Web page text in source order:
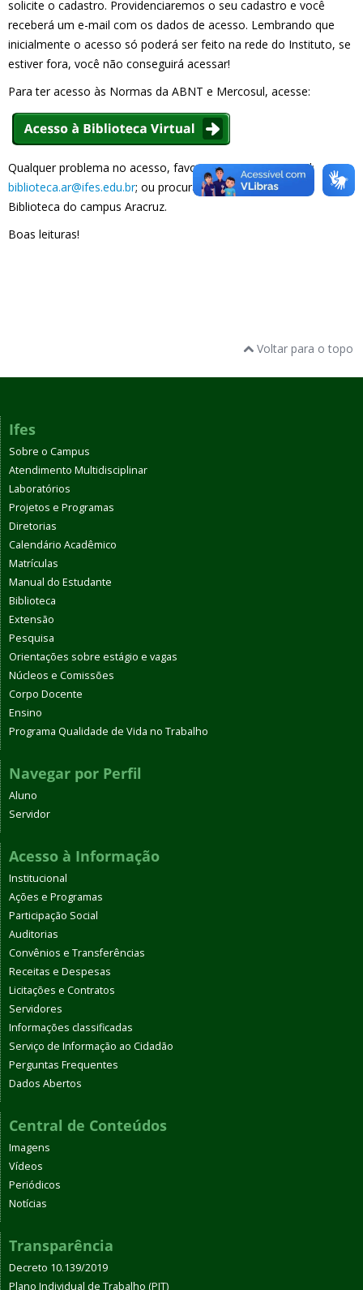
solicite o cadastro. Providenciaremos o seu cadastro e você
receberá um e-mail com os dados de acesso. Lembrando que
inicialmente o acesso só poderá ser feito na rede do Instituto, se
estiver fora, você não conseguirá acessar!
Para ter acesso às Normas da ABNT e Mercosul, acesse:
Qualquer problema no acesso, favor comunicar no e-mail:
biblioteca.ar@ifes.edu.br; ou procurar a Coordenadoria de
Biblioteca do campus Aracruz.
Boas leituras!
Voltar para o topo
Ifes
Sobre o Campus
Atendimento Multidisciplinar
Laboratórios
Projetos e Programas
Diretorias
Calendário Acadêmico
Matrículas
Manual do Estudante
Biblioteca
Extensão
Pesquisa
Orientações sobre estágio e vagas
Núcleos e Comissões
Corpo Docente
Ensino
Programa Qualidade de Vida no Trabalho
Navegar por Perfil
Aluno
Servidor
Acesso à Informação
Institucional
Ações e Programas
Participação Social
Auditorias
Convênios e Transferências
Receitas e Despesas
Licitações e Contratos
Servidores
Informações classificadas
Serviço de Informação ao Cidadão
Perguntas Frequentes
Dados Abertos
Central de Conteúdos
Imagens
Vídeos
Periódicos
Notícias
Transparência
Decreto 10.139/2019
Plano Individual de Trabalho (PIT)